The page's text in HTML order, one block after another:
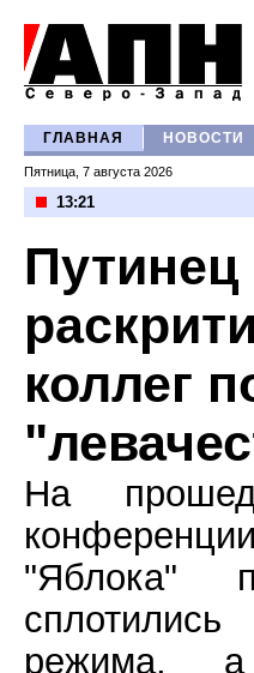
ГЛАВНАЯ НОВОСТИ
Пятница, 7 августа 2026
13:21
коллег
На
"Яблока"
режима,